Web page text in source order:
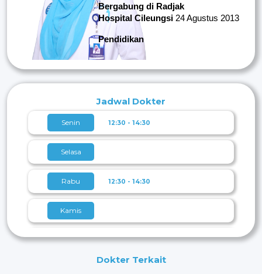
Bergabung di Radjak
Hospital Cileungsi 24 Agustus 2013
Pendidikan
Lulusan Dokter Umum
Universitas Andalas
Lulusan Spesialis Telinga Hidung
Leher Universitas Indonesia
Jadwal Dokter
Senin 12:30 - 14:30
Selasa
Rabu 12:30 - 14:30
Kamis
Jumat
Dokter Terkait